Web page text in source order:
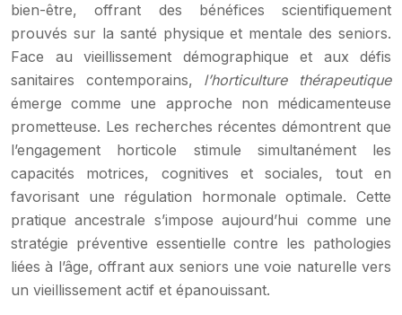
bien-être, offrant des bénéfices scientifiquement
prouvés sur la santé physique et mentale des seniors.
Face au vieillissement démographique et aux défis
sanitaires contemporains, l’horticulture thérapeutique
émerge comme une approche non médicamenteuse
prometteuse. Les recherches récentes démontrent que
l’engagement horticole stimule simultanément les
capacités motrices, cognitives et sociales, tout en
favorisant une régulation hormonale optimale. Cette
pratique ancestrale s’impose aujourd’hui comme une
stratégie préventive essentielle contre les pathologies
liées à l’âge, offrant aux seniors une voie naturelle vers
un vieillissement actif et épanouissant.